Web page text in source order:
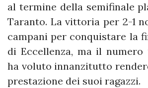
al termine della semifinale
Taranto. La vittoria per 2-1
campani per conquistare la
di Eccellenza, ma il numero
ha voluto innanzitutto
prestazione dei suoi ragazzi.